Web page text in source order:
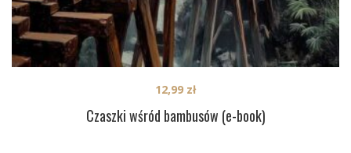
Czaszki wśród bambusów (e-book)
12,99 zł